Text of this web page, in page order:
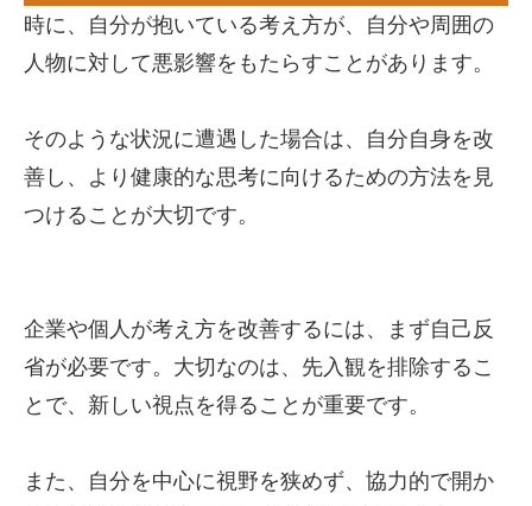
時に、自分が抱いている考え方が、自分や周囲の
人物に対して悪影響をもたらすことがあります。
そのような状況に遭遇した場合は、自分自身を改
善し、より健康的な思考に向けるための方法を見
つけることが大切です。
企業や個人が考え方を改善するには、まず自己反
省が必要です。大切なのは、先入観を排除するこ
とで、新しい視点を得ることが重要です。
また、自分を中心に視野を狭めず、協力的で開か